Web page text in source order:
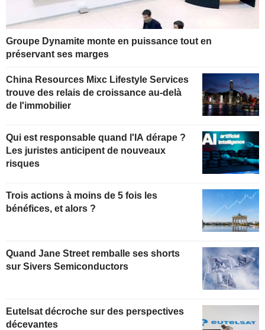
Groupe Dynamite monte en puissance tout en
préservant ses marges
China Resources Mixc Lifestyle Services
trouve des relais de croissance au-delà
de l'immobilier
Qui est responsable quand l'IA dérape ?
Les juristes anticipent de nouveaux
risques
Trois actions à moins de 5 fois les
bénéfices, et alors ?
Quand Jane Street remballe ses shorts
sur Sivers Semiconductors
Eutelsat décroche sur des perspectives
décevantes